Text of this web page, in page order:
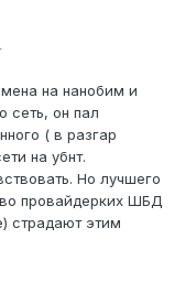
на нанобим и
сеть, он пал
( в разгар
на убнт.
Но лучшего
провайдерких ШБД
страдают этим